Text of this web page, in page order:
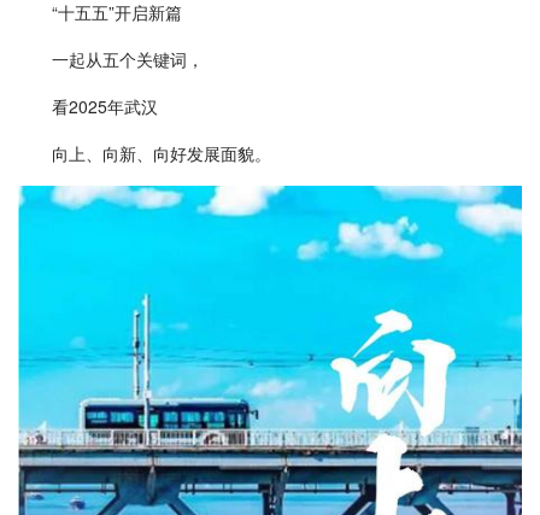
“十五五”开启新篇
一起从五个关键词，
看2025年武汉
向上、向新、向好发展面貌。